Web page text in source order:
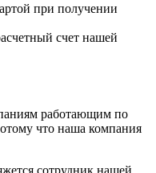
при получении
счет нашей
работающим по
что наша компания